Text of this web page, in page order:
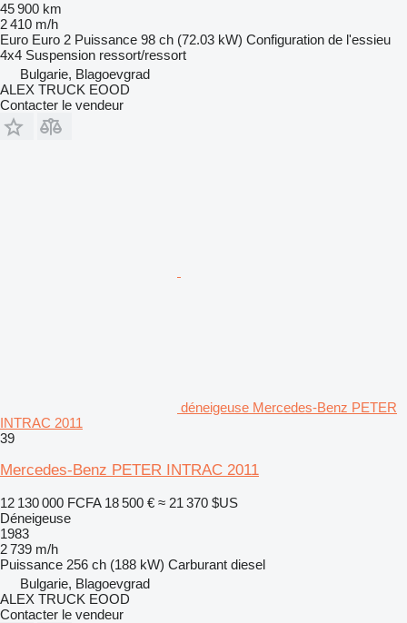
45 900 km
2 410 m/h
Euro Euro 2 Puissance 98 ch (72.03 kW) Configuration de l'essieu
4x4 Suspension ressort/ressort
Bulgarie, Blagoevgrad
ALEX TRUCK EOOD
Contacter le vendeur
déneigeuse Mercedes-Benz PETER
INTRAC 2011
39
Mercedes-Benz PETER INTRAC 2011
12 130 000 FCFA 18 500 € ≈ 21 370 $US
Déneigeuse
1983
2 739 m/h
Puissance 256 ch (188 kW) Carburant diesel
Bulgarie, Blagoevgrad
ALEX TRUCK EOOD
Contacter le vendeur